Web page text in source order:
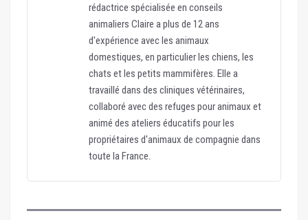
rédactrice spécialisée en conseils
animaliers Claire a plus de 12 ans
d'expérience avec les animaux
domestiques, en particulier les chiens, les
chats et les petits mammifères. Elle a
travaillé dans des cliniques vétérinaires,
collaboré avec des refuges pour animaux et
animé des ateliers éducatifs pour les
propriétaires d'animaux de compagnie dans
toute la France.